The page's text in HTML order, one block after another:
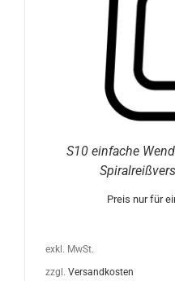
S10 einfache
Preis nur für
exkl. MwSt.
zzgl. Versandkosten